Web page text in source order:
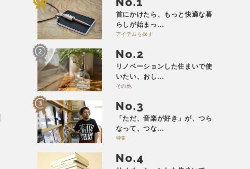
首にかけたら、もっと快適な暮
らしが始まっ...
アイテムを探す
No.
リノベーションした住まいで使
いたい、おし...
その他
No.
「ただ、音楽が好き」が、つら
なって、つな...
特集
No.